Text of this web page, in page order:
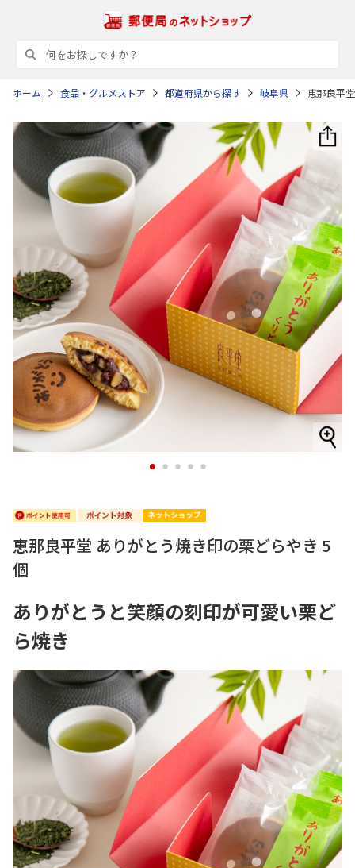
ホーム 食品・グルメストア 都道府県から探す 岐阜県 恵那良平
1 2 3 4 5
恵那良平堂 ありがとう焼き印の栗どらやき 5
個
ありがとうと笑顔の刻印が可愛い栗ど
ら焼き